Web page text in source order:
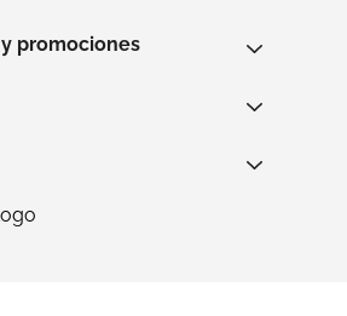
promociones